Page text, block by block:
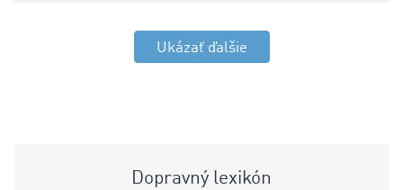
Ukázať ďalšie
Dopravný lexikón